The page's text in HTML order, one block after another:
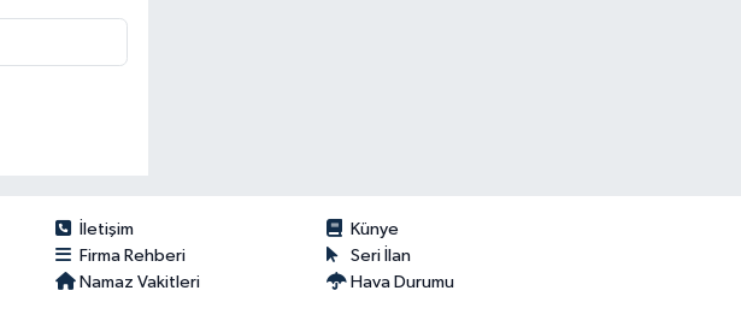
İletişim
Künye
Firma Rehberi
Seri İlan
Namaz Vakitleri
Hava Durumu